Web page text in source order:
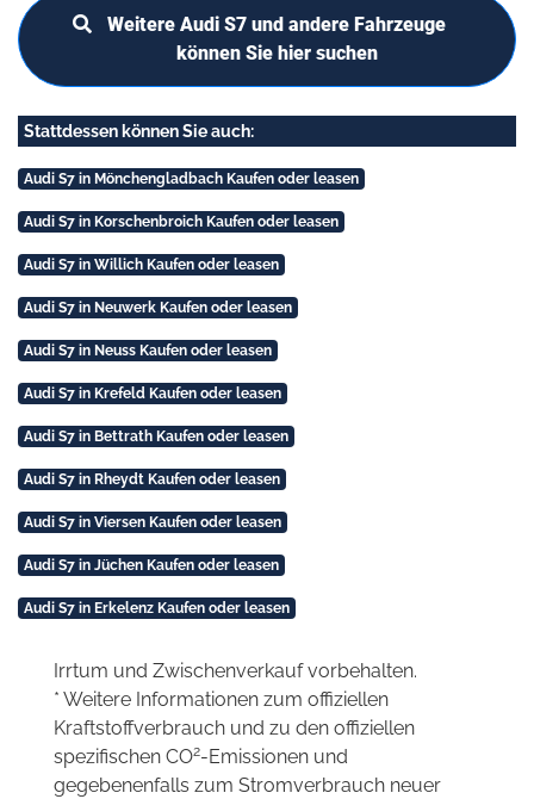
Weitere Audi S7 und andere Fahrzeuge
können Sie hier suchen
Stattdessen können Sie auch:
Audi S7 in Mönchengladbach Kaufen oder leasen
Audi S7 in Korschenbroich Kaufen oder leasen
Audi S7 in Willich Kaufen oder leasen
Audi S7 in Neuwerk Kaufen oder leasen
Audi S7 in Neuss Kaufen oder leasen
Audi S7 in Krefeld Kaufen oder leasen
Audi S7 in Bettrath Kaufen oder leasen
Audi S7 in Rheydt Kaufen oder leasen
Audi S7 in Viersen Kaufen oder leasen
Audi S7 in Jüchen Kaufen oder leasen
Audi S7 in Erkelenz Kaufen oder leasen
Irrtum und Zwischenverkauf vorbehalten.
* Weitere Informationen zum offiziellen
Kraftstoffverbrauch und zu den offiziellen
spezifischen CO2-Emissionen und
gegebenenfalls zum Stromverbrauch neuer